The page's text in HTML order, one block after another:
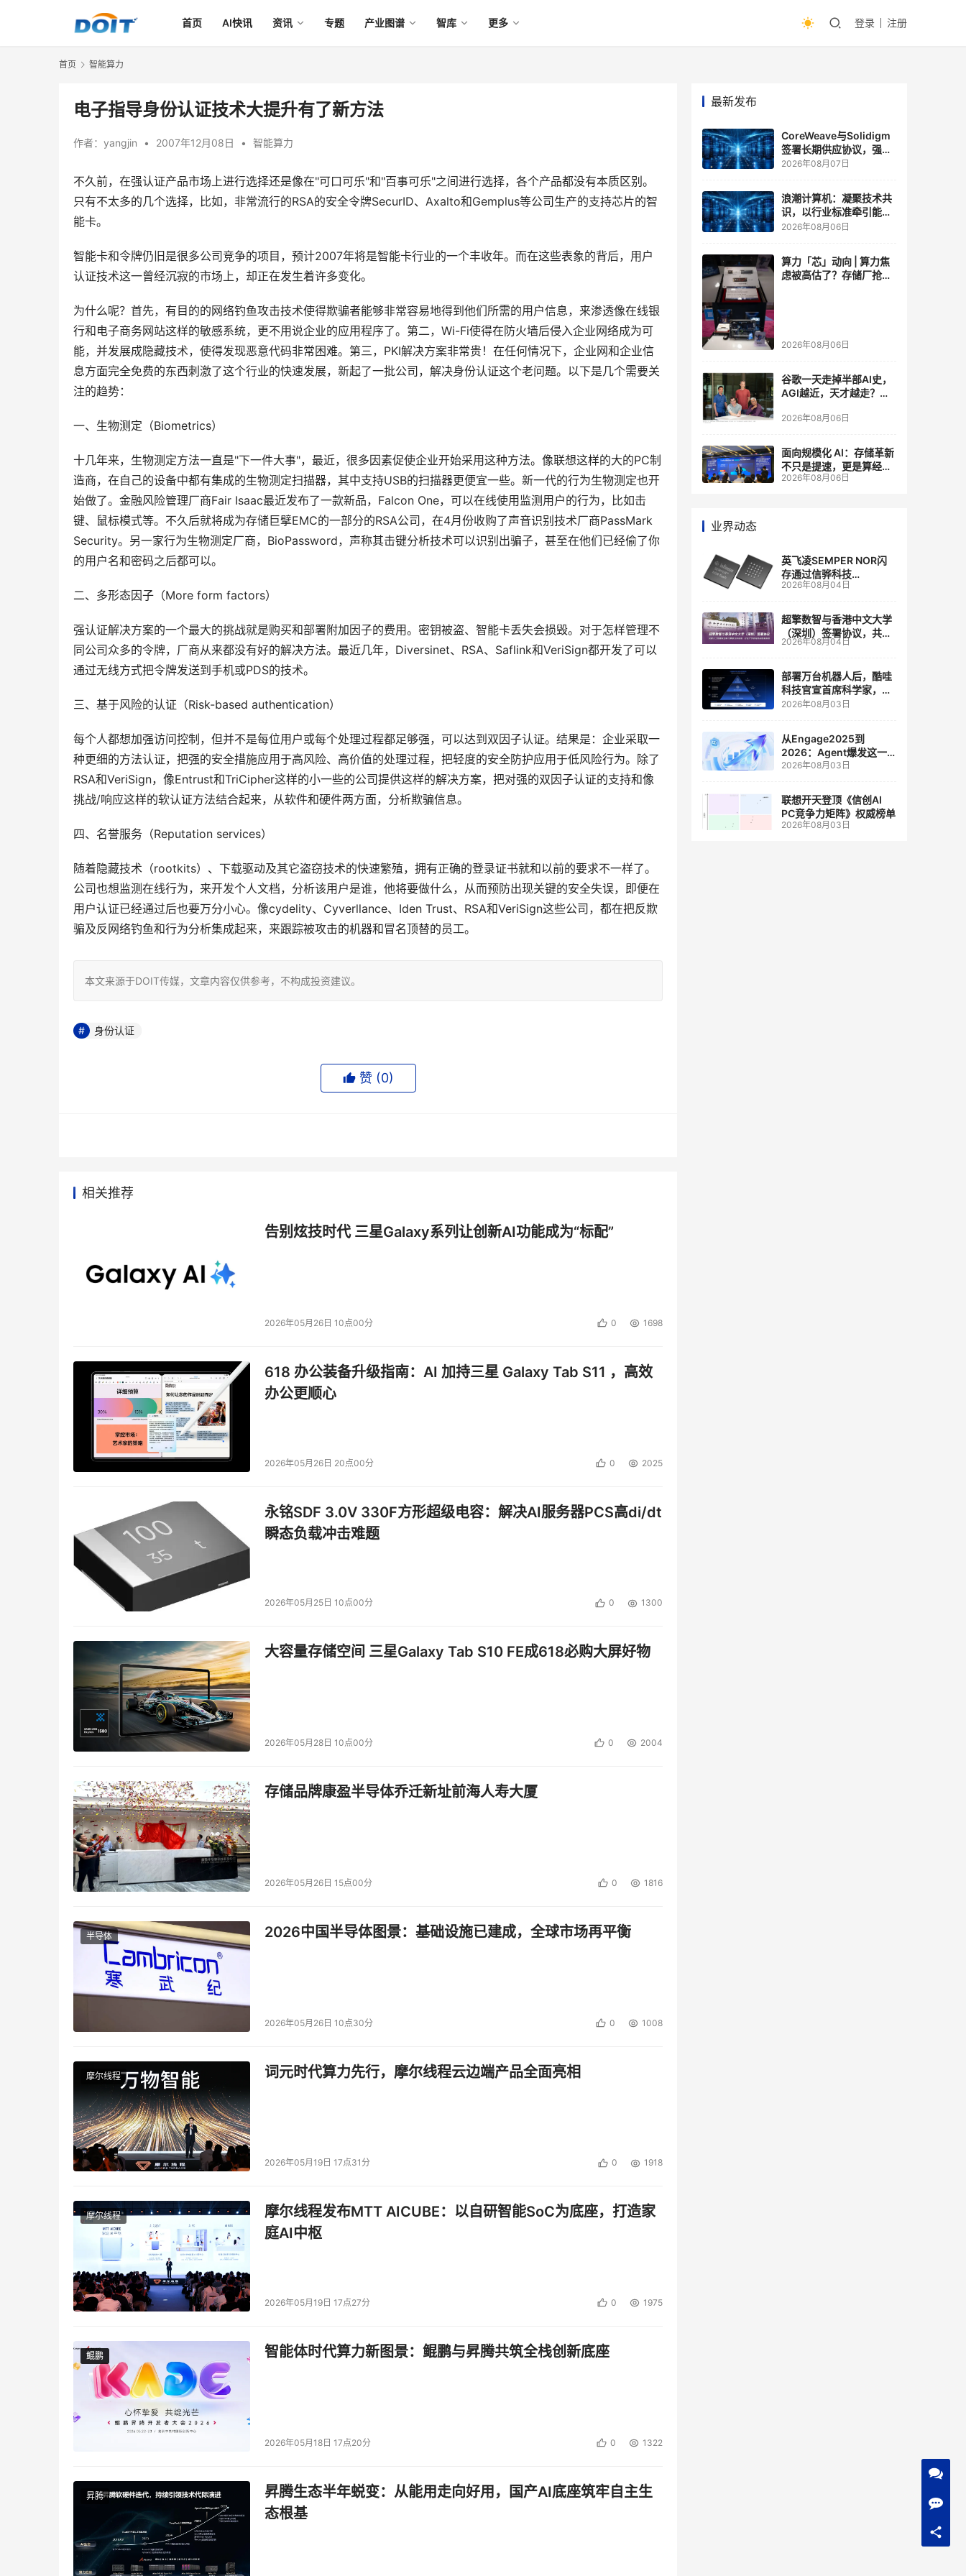
首页 AI快讯 资讯 专题 产业图谱 智库 更多 登录 注册
首页 智能算力
电子指导身份认证技术大提升有了新方法
作者： yangjin • 2007年12月08日 • 智能算力
不久前，在强认证产品市场上进行选择还是像在"可口可乐"和"百事可乐"之间进行选择，各个产品都没有本质区别。
只有不太多的几个选择，比如，非常流行的RSA的安全令牌SecurID、Axalto和Gemplus等公司生产的支持芯片的智
能卡。
智能卡和令牌仍旧是很多公司竞争的项目，预计2007年将是智能卡行业的一个丰收年。而在这些表象的背后，用户
认证技术这一曾经沉寂的市场上，却正在发生着许多变化。
为什么呢？首先，有目的的网络钓鱼攻击技术使得欺骗者能够非常容易地得到他们所需的用户信息，来渗透像在线银
行和电子商务网站这样的敏感系统，更不用说企业的应用程序了。第二，Wi-Fi使得在防火墙后侵入企业网络成为可
能，并发展成隐藏技术，使得发现恶意代码非常困难。第三，PKI解决方案非常贵！在任何情况下，企业网和企业信
息方面完全免费的东西刺激了这个行业的快速发展，新起了一批公司，解决身份认证这个老问题。以下是几个需要关
注的趋势：
一、生物测定（Biometrics）
十几年来，生物测定方法一直是"下一件大事"，最近，很多因素促使企业开始采用这种方法。像联想这样的大的PC制
造商，在自己的设备中都有集成的生物测定扫描器，其中支持USB的扫描器更便宜一些。新一代的行为生物测定也开
始做了。金融风险管理厂商Fair Isaac最近发布了一款新品，Falcon One，可以在线使用监测用户的行为，比如击
键、鼠标模式等。不久后就将成为存储巨擘EMC的一部分的RSA公司，在4月份收购了声音识别技术厂商PassMark
Security。另一家行为生物测定厂商，BioPassword，声称其击键分析技术可以识别出骗子，甚至在他们已经偷了你
的用户名和密码之后都可以。
二、多形态因子（More form factors）
强认证解决方案的一个最大的挑战就是购买和部署附加因子的费用。密钥被盗、智能卡丢失会损毁。对于怎样管理不
同公司众多的令牌，厂商从来都没有好的解决方法。最近几年，Diversinet、RSA、Saflink和VeriSign都开发了可以
通过无线方式把令牌发送到手机或PDS的技术。
三、基于风险的认证（Risk-based authentication）
每个人都想加强访问控制，但并不是每位用户或每个处理过程都足够强，可以达到双因子认证。结果是：企业采取一
种更细的方法认证，把强的安全措施应用于高风险、高价值的处理过程，把轻度的安全防护应用于低风险行为。除了
RSA和VeriSign，像Entrust和TriCipher这样的小一些的公司提供这样的解决方案，把对强的双因子认证的支持和像
挑战/响应这样的软认证方法结合起来，从软件和硬件两方面，分析欺骗信息。
四、名誉服务（Reputation services）
随着隐藏技术（rootkits）、下载驱动及其它盗窃技术的快速繁殖，拥有正确的登录证书就和以前的要求不一样了。
公司也想监测在线行为，来开发个人文档，分析该用户是谁，他将要做什么，从而预防出现关键的安全失误，即便在
用户认证已经通过后也要万分小心。像cydelity、Cyverllance、Iden Trust、RSA和VeriSign这些公司，都在把反欺
骗及反网络钓鱼和行为分析集成起来，来跟踪被攻击的机器和冒名顶替的员工。
本文来源于DOIT传媒，文章内容仅供参考，不构成投资建议。
身份认证
赞 (0)
相关推荐
告别炫技时代 三星Galaxy系列让创新AI功能成为“标配”
2026年05月26日 10点00分 0 1698
618 办公装备升级指南：AI 加持三星 Galaxy Tab S11 ，高效
办公更顺心
2026年05月26日 20点00分 0 2025
永铭SDF 3.0V 330F方形超级电容：解决AI服务器PCS高di/dt
瞬态负载冲击难题
2026年05月25日 10点00分 0 1300
大容量存储空间 三星Galaxy Tab S10 FE成618必购大屏好物
2026年05月28日 10点00分 0 2004
存储品牌康盈半导体乔迁新址前海人寿大厦
2026年05月26日 15点00分 0 1816
半导体 2026中国半导体图景：基础设施已建成，全球市场再平衡
2026年05月26日 10点30分 0 1008
摩尔线程 词元时代算力先行，摩尔线程云边端产品全面亮相
2026年05月19日 17点31分 0 1918
摩尔线程
摩尔线程发布MTT AICUBE：以自研智能SoC为底座，打造家
庭AI中枢
2026年05月19日 17点27分 0 1975
鲲鹏
鲲鹏 智能体时代算力新图景：鲲鹏与昇腾共筑全栈创新底座
2026年05月18日 17点20分 0 1322
昇腾
昇腾生态半年蜕变：从能用走向好用，国产AI底座筑牢自主生
态根基
最新发布
CoreWeave与Solidigm
签署长期供应协议，强化
一体化人工智能云平台
2026年08月07日
浪潮计算机：凝聚技术共
识，以行业标准牵引能力
跃升
2026年08月06日
算力「芯」动向 | 算力焦
虑被高估了？存储厂抢了
2026年08月06日
谷歌一天走掉半部AI史，
AGI越近，天才越走？大
自己的研发节奏
2026年08月06日
面向规模化 AI：存储革新
不只是提速，更是算经济
账
2026年08月06日
业界动态
英飞凌SEMPER NOR闪
存通过信骅科技
AST2700 BMC认证，全
管理
2026年08月04日
超擎数智与香港中文大学
（深圳）签署协议，共建
人工智能和边缘计算联合
2026年08月04日
部署万台机器人后，酷哇
科技官宣首席科学家，要
让世界模型交付生产力
2026年08月03日
从Engage2025到
2026：Agent爆发这一
年，AI CRM 走到哪了
2026年08月03日
联想开天登顶《信创AI
PC竞争力矩阵》权威榜单
2026年08月03日